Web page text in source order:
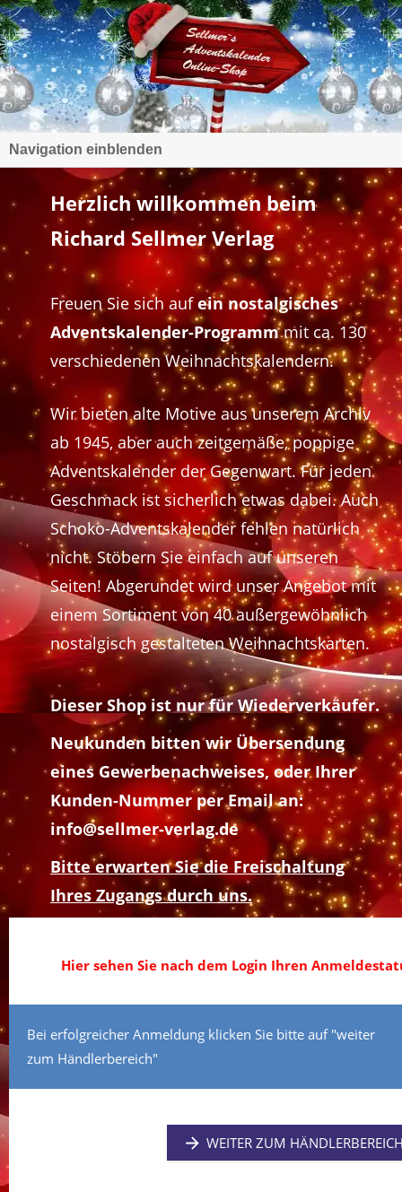
Navigation einblenden
Herzlich willkommen beim
Richard Sellmer Verlag
Freuen Sie sich aufein nostalgisches
Adventskalender-Programmmit ca. 130
verschiedenen Weihnachtskalendern.
Wir bieten alte Motive aus unserem Archiv
ab 1945, aber auch zeitgemäße, poppige
Adventskalender der Gegenwart. Für jeden
Geschmack ist sicherlich etwas dabei. Auch
Schoko-Adventskalender fehlen natürlich
nicht. Stöbern Sie einfach auf unseren
Seiten! Abgerundet wird unser Angebot mit
einem Sortiment von 40 außergewöhnlich
nostalgisch gestalteten Weihnachtskarten.
Dieser Shop ist nur für Wiederverkäufer.
Neukunden bitten wir Übersendung
eines Gewerbenachweises, oder Ihrer
Kunden-Nummer per Email an:
info@sellmer-verlag.de
Bitte erwarten Sie die Freischaltung
Ihres Zugangs durch uns.
Hier sehen Sie nach dem Login Ihren
Bei erfolgreicher Anmeldung klicken Sie bitte auf "weiter
zum Händlerbereich"
WEITER ZUM